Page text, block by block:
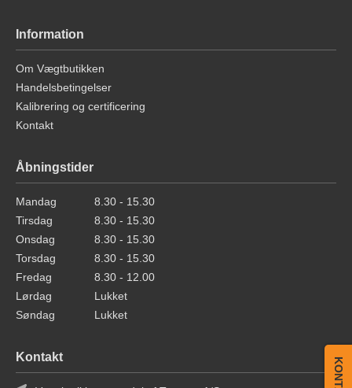
Information
Om Vægtbutikken
Handelsbetingelser
Kalibrering og certificering
Kontakt
Åbningstider
Mandag
8.30 - 15.30
Tirsdag
8.30 - 15.30
Onsdag
8.30 - 15.30
Torsdag
8.30 - 15.30
Fredag
8.30 - 12.00
Lørdag
Lukket
Søndag
Lukket
Kontakt